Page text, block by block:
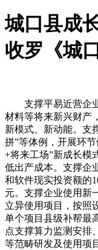
城口县成
收罗《城
支撑平易近营企业
材料等将来新兴财产
新模式、新动能。支
拼”等体例，开展环
+将来工场”新成长模
低出产成本。支撑企
和软件现实投资额的
元。支撑企业使用新
立异使用项目，按照
单个项目县级补帮最
点支撑算力监测安排
等范畴研发及使用项